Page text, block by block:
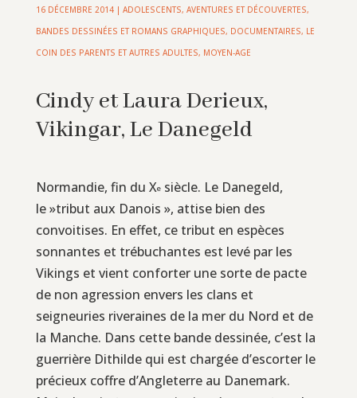
16 DÉCEMBRE 2014| ADOLESCENTS, AVENTURES ET DÉCOUVERTES,
BANDES DESSINÉES ET ROMANS GRAPHIQUES, DOCUMENTAIRES, LE
COIN DES PARENTS ET AUTRES ADULTES, MOYEN-AGE
Cindy et Laura Derieux,
Vikingar, Le Danegeld
Normandie, fin du Xesiècle. Le Danegeld,
le »tribut aux Danois », attise bien des
convoitises. En effet, ce tribut en espèces
sonnantes et trébuchantes est levé par les
Vikings et vient conforter une sorte de pacte
de non agression envers les clans et
seigneuries riveraines de la mer du Nord et de
la Manche. Dans cette bande dessinée, c’est la
guerrière Dithilde qui est chargée d’escorter le
précieux coffre d’Angleterre au Danemark.